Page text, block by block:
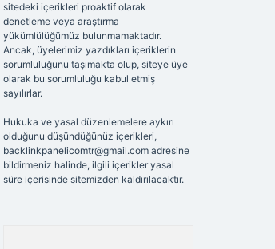
sitedeki içerikleri proaktif olarak
denetleme veya araştırma
yükümlülüğümüz bulunmamaktadır.
Ancak, üyelerimiz yazdıkları içeriklerin
sorumluluğunu taşımakta olup, siteye üye
olarak bu sorumluluğu kabul etmiş
sayılırlar.
Hukuka ve yasal düzenlemelere aykırı
olduğunu düşündüğünüz içerikleri,
backlinkpanelicomtr@gmail.comadresine
bildirmeniz halinde, ilgili içerikler yasal
süre içerisinde sitemizden kaldırılacaktır.